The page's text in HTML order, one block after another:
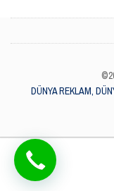
DÜNYA REKLAM,